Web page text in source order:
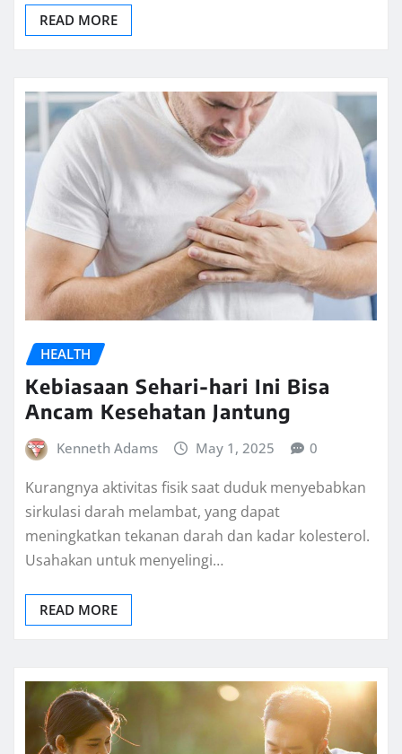
READ MORE
HEALTH
Kebiasaan Sehari-hari Ini Bisa
Ancam Kesehatan Jantung
Kenneth Adams May 1, 2025 0
Kurangnya aktivitas fisik saat duduk menyebabkan
sirkulasi darah melambat, yang dapat
meningkatkan tekanan darah dan kadar kolesterol.
Usahakan untuk menyelingi…
READ MORE